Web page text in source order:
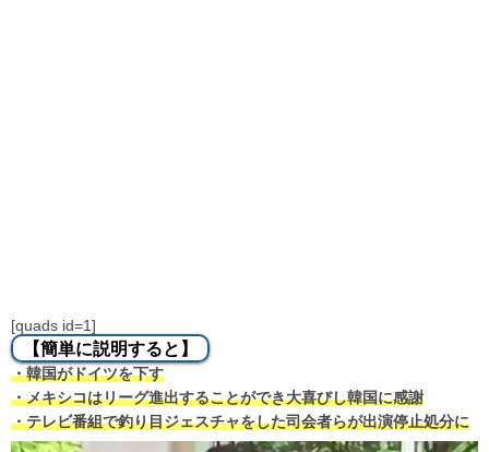
[quads id=1]
【簡単に説明すると】
・韓国がドイツを下す
・メキシコはリーグ進出することができ大喜びし韓国に感謝
・テレビ番組で釣り目ジェスチャをした司会者らが出演停止処分に